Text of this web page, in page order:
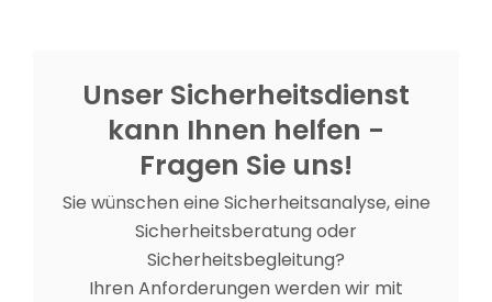
Unser Sicherheitsdienst
kann Ihnen helfen -
Fragen Sie uns!
Sie wünschen eine Sicherheitsanalyse, eine
Sicherheitsberatung oder
Sicherheitsbegleitung?
Ihren Anforderungen werden wir mit